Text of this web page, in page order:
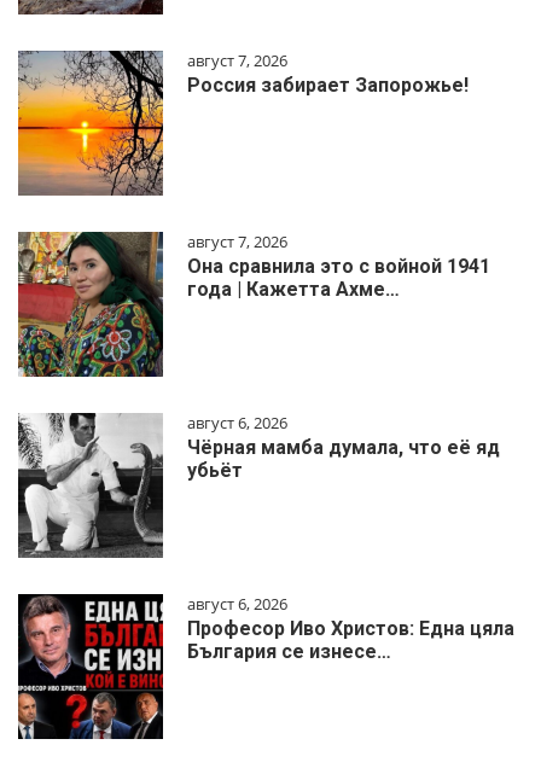
август 7, 2026
Россия забирает Запорожье!
август 7, 2026
Она сравнила это с войной 1941
года | Кажетта Ахме…
август 6, 2026
Чёрная мамба думала, что её яд
убьёт
август 6, 2026
Професор Иво Христов: Една цяла
България се изнесе…